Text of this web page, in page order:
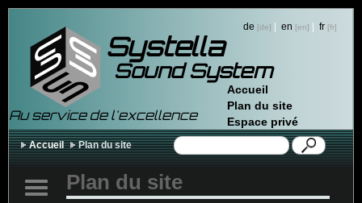
Systella
Au service de l'excellence
Sound System
de | en | fr
Accueil
Plan du site
Espace privé
Accueil Plan du site
Plan du site